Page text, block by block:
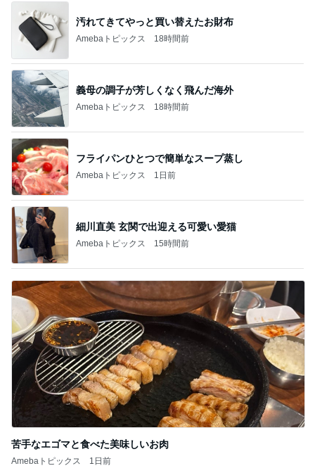
汚れてきてやっと買い替えたお財布
Amebaトピックス 18時間前
義母の調子が芳しくなく飛んだ海外
Amebaトピックス 18時間前
フライパンひとつで簡単なスープ蒸し
Amebaトピックス 1日前
細川直美 玄関で出迎える可愛い愛猫
Amebaトピックス 15時間前
苦手なエゴマと食べた美味しいお肉
Amebaトピックス 1日前